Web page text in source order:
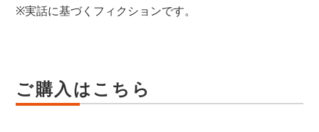
※実話に基づくフィクションです。
ご購入はこちら